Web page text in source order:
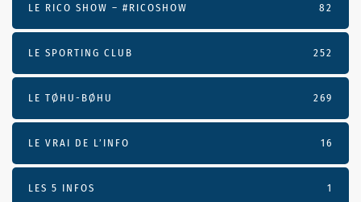
LE RICO SHOW – #RICOSHOW 82
LE SPORTING CLUB 252
LE TØHU-BØHU 269
LE VRAI DE L’INFO 16
LES 5 INFOS 1